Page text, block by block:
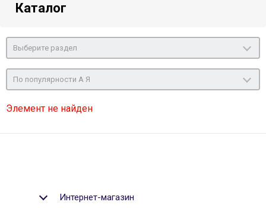
Каталог
Выберите раздел
По популярности А Я
Элемент не найден
Интернет-магазин